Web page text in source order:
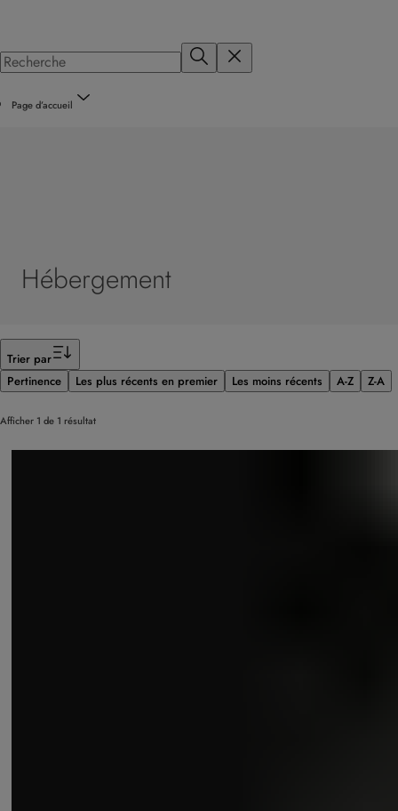
Page d’accueil
Hébergement
Trier par
Pertinence
Les plus récents en premier Les moins récents A-Z Z-A
Afficher 1 de 1 résultat